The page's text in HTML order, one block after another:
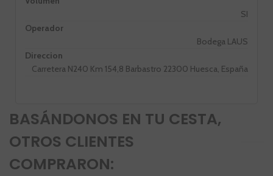
SI
Operador
Bodega LAUS
Direccion
Carretera N240 Km 154,8 Barbastro 22300 Huesca, España
BASÁNDONOS EN TU CESTA,
OTROS CLIENTES
COMPRARON: